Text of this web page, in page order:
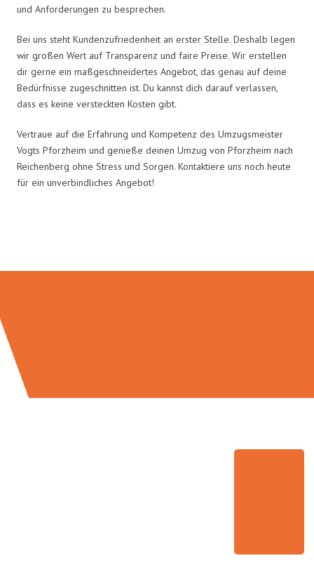
und Anforderungen zu besprechen.
Bei uns steht Kundenzufriedenheit an erster Stelle. Deshalb legen
wir großen Wert auf Transparenz und faire Preise. Wir erstellen
dir gerne ein maßgeschneidertes Angebot, das genau auf deine
Bedürfnisse zugeschnitten ist. Du kannst dich darauf verlassen,
dass es keine versteckten Kosten gibt.
Vertraue auf die Erfahrung und Kompetenz des Umzugsmeister
Vogts Pforzheim und genieße deinen Umzug von Pforzheim nach
Reichenberg ohne Stress und Sorgen. Kontaktiere uns noch heute
für ein unverbindliches Angebot!